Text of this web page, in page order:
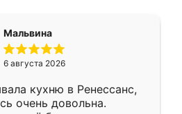
Мальвина
6 августа 2026
кухню в Ренессанс,
очень довольна.